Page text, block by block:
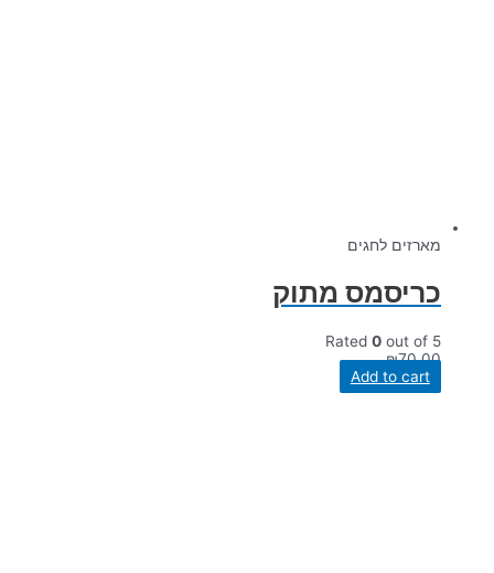
מארזים לחגים
כריסמס מתוק
Rated 0 out of 5
₪70.00
Add to cart